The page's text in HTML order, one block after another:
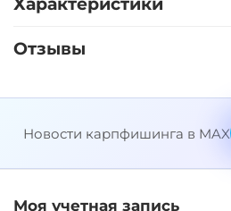
Характеристики
Отзывы
Новости карпфишинга в MAX
Моя учетная запись